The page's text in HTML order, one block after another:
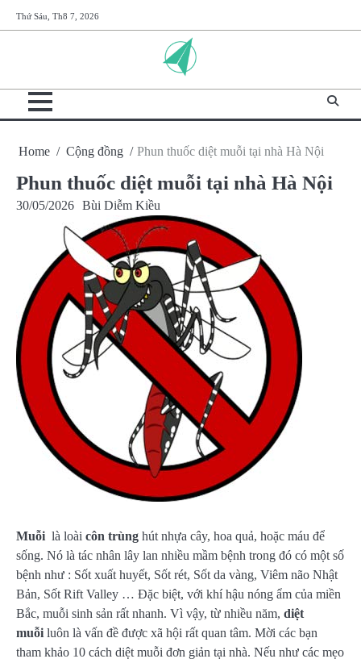
to
Thứ Sáu, Th8 7, 2026
Home Cộng đồng Phun thuốc diệt muỗi tại nhà Hà Nội
Phun thuốc diệt muỗi tại nhà Hà Nội
30/05/2026 Bùi Diễm Kiều
Muỗi là loài côn trùng hút nhựa cây, hoa quả, hoặc máu để
sống. Nó là tác nhân lây lan nhiều mầm bệnh trong đó có một số
bệnh như : Sốt xuất huyết, Sốt rét, Sốt da vàng, Viêm não Nhật
Bản, Sốt Rift Valley … Đặc biệt, với khí hậu nóng ẩm của miền
Bắc, muỗi sinh sản rất nhanh. Vì vậy, từ nhiều năm, diệt
muỗi luôn là vấn đề được xã hội rất quan tâm. Mời các bạn
tham khảo 10 cách diệt muỗi đơn giản tại nhà. Nếu như các mẹo